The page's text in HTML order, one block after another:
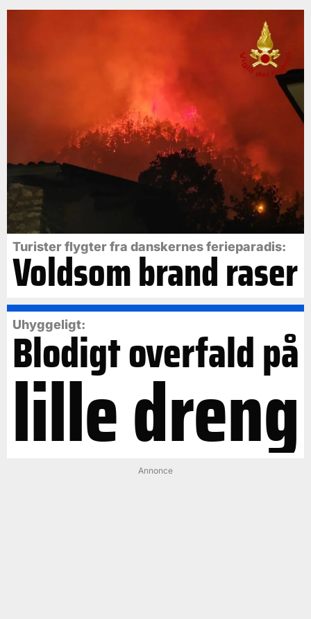
Turister flygter fra danskernes ferieparadis:
Voldsom brand raser
Uhyggeligt:
Blodigt overfald på
lille dreng
Annonce